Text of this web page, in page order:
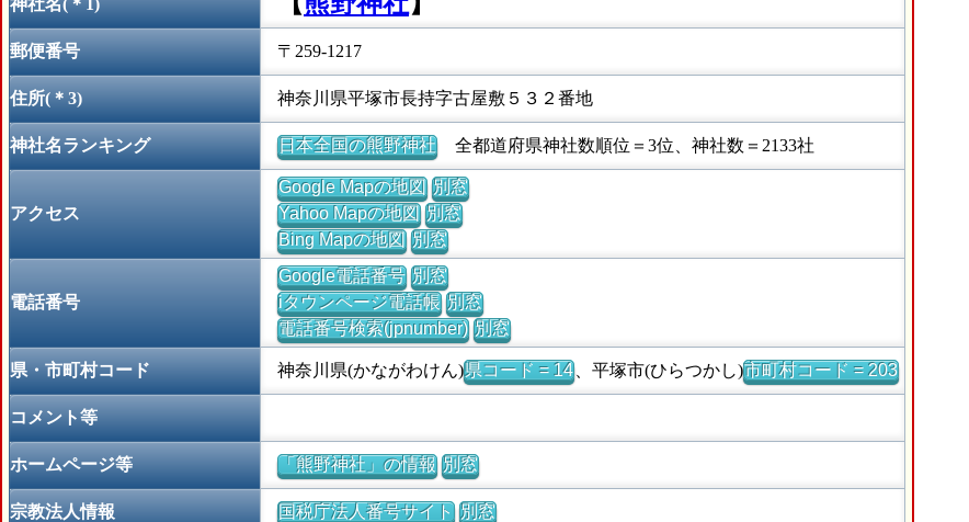
郵便番号 〒259-1217
住所(＊3) 神奈川県平塚市長持字古屋敷５３２番地
神社名ランキング 日本全国の熊野神社全都道府県神社数順位＝3位、神社数＝2133社
アクセス
Google Mapの地図 別窓
Yahoo Mapの地図 別窓
Bing Mapの地図 別窓
電話番号
Google電話番号 別窓
iタウンページ電話帳 別窓
電話番号検索(jpnumber) 別窓
県・市町村コード 神奈川県(かながわけん)県コード = 14、平塚市(ひらつかし)市町村コード = 203
コメント等
ホームページ等 「熊野神社」の情報 別窓
宗教法人情報 国税庁法人番号サイト 別窓